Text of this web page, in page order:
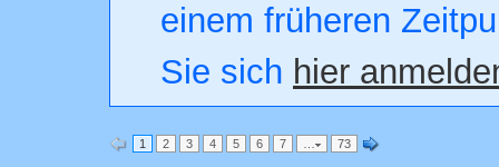
einem früheren
Sie sich hier
1 2 3 4 5 6 7 … 73